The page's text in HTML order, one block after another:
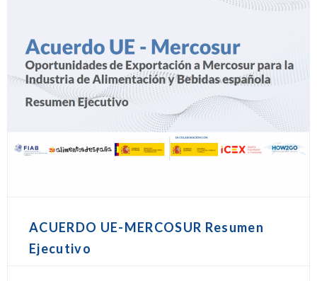
ACUERDO UE-MERCOSUR Resumen
Ejecutivo